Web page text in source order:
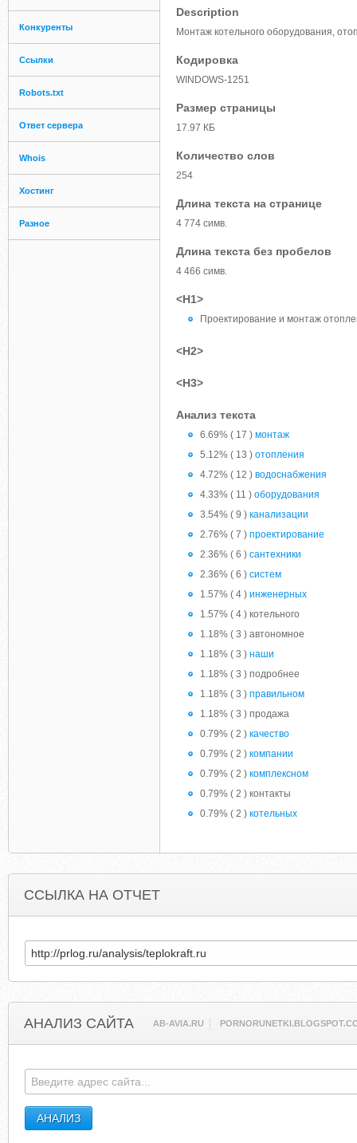
Конкуренты
Ссылки
Robots.txt
Ответ сервера
Whois
Хостинг
Разное
Description
Монтаж котельного оборудования,
Кодировка
WINDOWS-1251
Размер страницы
17.97 КБ
Количество слов
254
Длина текста на странице
4 774 симв.
Длина текста без пробелов
4 466 симв.
<H1>
Проектирование и монтаж
<H2>
<H3>
Анализ текста
6.69% ( 17 ) монтаж
5.12% ( 13 ) отопления
4.72% ( 12 ) водоснабжения
4.33% ( 11 ) оборудования
3.54% ( 9 ) канализации
2.76% ( 7 ) проектирование
2.36% ( 6 ) сантехники
2.36% ( 6 ) систем
1.57% ( 4 ) инженерных
1.57% ( 4 ) котельного
1.18% ( 3 ) автономное
1.18% ( 3 ) наши
1.18% ( 3 ) подробнее
1.18% ( 3 ) правильном
1.18% ( 3 ) продажа
0.79% ( 2 ) качество
0.79% ( 2 ) компании
0.79% ( 2 ) комплексном
0.79% ( 2 ) контакты
0.79% ( 2 ) котельных
ССЫЛКА НА ОТЧЕТ
АНАЛИЗ САЙТА AB-AVIA.RU